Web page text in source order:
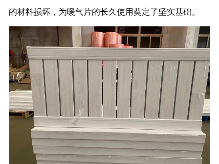
的材料损坏，为暖气片的长久使用奠定了坚实基础。